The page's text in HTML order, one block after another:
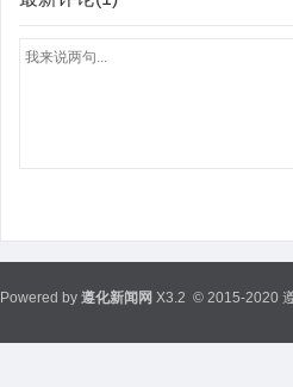
Powered by 遵化新闻网 X3.2 © 2015-2020